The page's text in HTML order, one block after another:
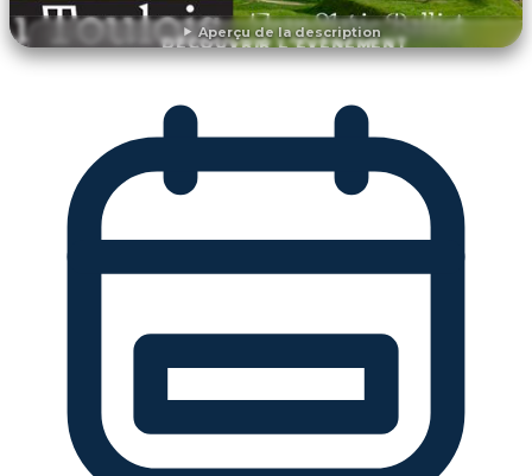
Aperçu de la description
DÉCOUVRIR L'ÉVÉNEMENT